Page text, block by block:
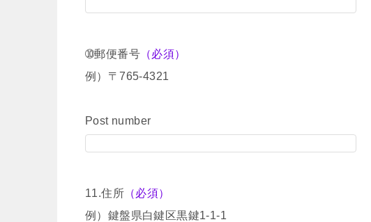
➉郵便番号 （必須）
例）〒765-4321
Post number
11.住所 （必須）
例）鍵盤県白鍵区黒鍵1-1-1